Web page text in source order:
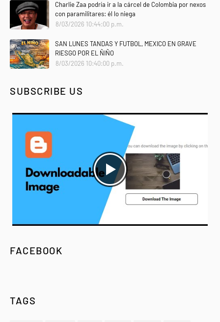
Charlie Zaa podría ir a la cárcel de Colombia por nexos
con paramilitares: él lo niega
8/03/2026 10:44:00 p.m.
SAN LUNES TANDAS Y FUTBOL, MEXICO EN GRAVE
RIESGO POR EL ÑIÑO
8/03/2026 10:40:00 p.m.
SUBSCRIBE US
FACEBOOK
TAGS